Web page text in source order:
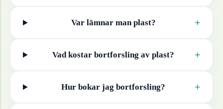
Var lämnar man plast? +
Vad kostar bortforsling av plast? +
Hur bokar jag bortforsling? +